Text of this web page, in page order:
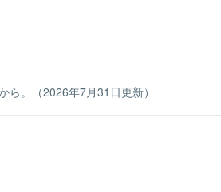
ら。（2026年7月31日更新）